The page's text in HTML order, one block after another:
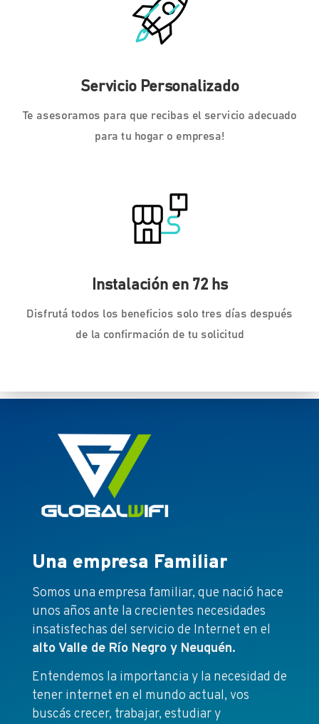
Servicio Personalizado
Te asesoramos para que recibas el servicio adecuado
para tu hogar o empresa!
Instalación en 72 hs
Disfrutá todos los beneficios solo tres días después
de la confirmación de tu solicitud
Una empresa Familiar
Somos una empresa familiar, que nació hace
unos años ante la crecientes necesidades
insatisfechas del servicio de Internet en el
alto Valle de Río Negro y Neuquén.
Entendemos la importancia y la necesidad de
tener internet en el mundo actual, vos
buscás crecer, trabajar, estudiar y